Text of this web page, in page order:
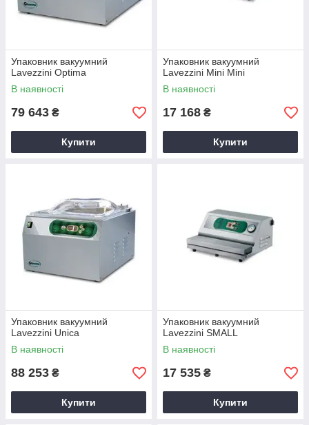
Упаковник вакуумний
Lavezzini Optima
В наявності
79 643 ₴
Купити
Упаковник вакуумний
Lavezzini Mini Mini
В наявності
17 168 ₴
Купити
Упаковник вакуумний
Lavezzini Unica
В наявності
88 253 ₴
Купити
Упаковник вакуумний
Lavezzini SMALL
В наявності
17 535 ₴
Купити